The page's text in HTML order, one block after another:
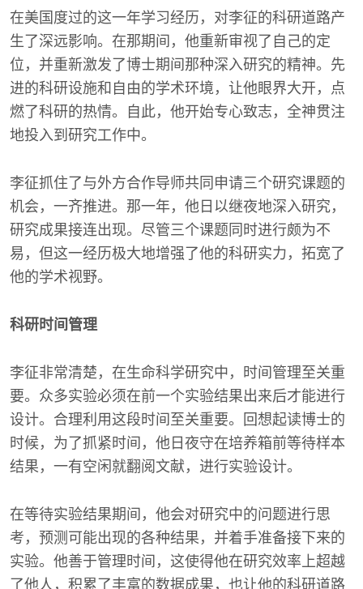
在美国度过的这一年学习经历，对李征的科研道路产
生了深远影响。在那期间，他重新审视了自己的定
位，并重新激发了博士期间那种深入研究的精神。先
进的科研设施和自由的学术环境，让他眼界大开，点
燃了科研的热情。自此，他开始专心致志，全神贯注
地投入到研究工作中。
李征抓住了与外方合作导师共同申请三个研究课题的
机会，一齐推进。那一年，他日以继夜地深入研究，
研究成果接连出现。尽管三个课题同时进行颇为不
易，但这一经历极大地增强了他的科研实力，拓宽了
他的学术视野。
科研时间管理
李征非常清楚，在生命科学研究中，时间管理至关重
要。众多实验必须在前一个实验结果出来后才能进行
设计。合理利用这段时间至关重要。回想起读博士的
时候，为了抓紧时间，他日夜守在培养箱前等待样本
结果，一有空闲就翻阅文献，进行实验设计。
在等待实验结果期间，他会对研究中的问题进行思
考，预测可能出现的各种结果，并着手准备接下来的
实验。他善于管理时间，这使得他在研究效率上超越
了他人，积累了丰富的数据成果，也让他的科研道路